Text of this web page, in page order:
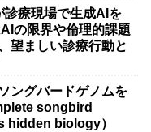
診療現場で生成AIを
の限界や倫理的課題
望ましい診療行動と
ングバードゲノムを
songbird
hidden biology）